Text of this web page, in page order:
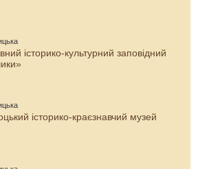
історико-культурний заповідний
історико-краєзнавчий музей